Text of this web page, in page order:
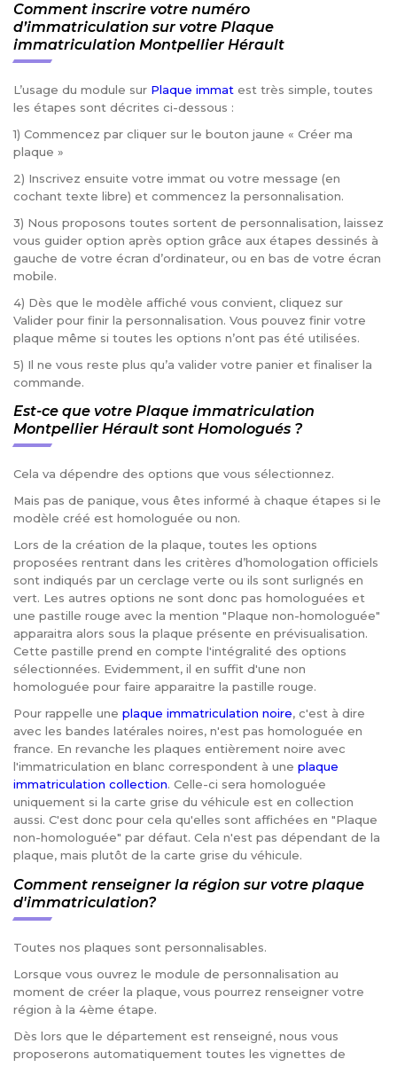
Comment inscrire votre numéro
d’immatriculation sur votre Plaque
immatriculation Montpellier Hérault
L’usage du module sur Plaque immat est très simple, toutes
les étapes sont décrites ci-dessous :
1) Commencez par cliquer sur le bouton jaune « Créer ma
plaque »
2) Inscrivez ensuite votre immat ou votre message (en
cochant texte libre) et commencez la personnalisation.
3) Nous proposons toutes sortent de personnalisation, laissez
vous guider option après option grâce aux étapes dessinés à
gauche de votre écran d’ordinateur, ou en bas de votre écran
mobile.
4) Dès que le modèle affiché vous convient, cliquez sur
Valider pour finir la personnalisation. Vous pouvez finir votre
plaque même si toutes les options n’ont pas été utilisées.
5) Il ne vous reste plus qu’a valider votre panier et finaliser la
commande.
Est-ce que votre Plaque immatriculation
Montpellier Hérault sont Homologués ?
Cela va dépendre des options que vous sélectionnez.
Mais pas de panique, vous êtes informé à chaque étapes si le
modèle créé est homologuée ou non.
Lors de la création de la plaque, toutes les options
proposées rentrant dans les critères d’homologation officiels
sont indiqués par un cerclage verte ou ils sont surlignés en
vert. Les autres options ne sont donc pas homologuées et
une pastille rouge avec la mention "Plaque non-homologuée"
apparaitra alors sous la plaque présente en prévisualisation.
Cette pastille prend en compte l'intégralité des options
sélectionnées. Evidemment, il en suffit d'une non
homologuée pour faire apparaitre la pastille rouge.
Pour rappelle une plaque immatriculation noire, c'est à dire
avec les bandes latérales noires, n'est pas homologuée en
france. En revanche les plaques entièrement noire avec
l'immatriculation en blanc correspondent à une plaque
immatriculation collection. Celle-ci sera homologuée
uniquement si la carte grise du véhicule est en collection
aussi. C'est donc pour cela qu'elles sont affichées en "Plaque
non-homologuée" par défaut. Cela n'est pas dépendant de la
plaque, mais plutôt de la carte grise du véhicule.
Comment renseigner la région sur votre plaque
d'immatriculation?
Toutes nos plaques sont personnalisables.
Lorsque vous ouvrez le module de personnalisation au
moment de créer la plaque, vous pourrez renseigner votre
région à la 4ème étape.
Dès lors que le département est renseigné, nous vous
proposerons automatiquement toutes les vignettes de